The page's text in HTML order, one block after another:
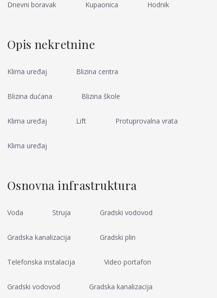
Dnevni boravak Kupaonica Hodnik
Opis nekretnine
Klima uređaj Blizina centra
Blizina dućana Blizina škole
Klima uređaj Lift Protuprovalna vrata
Klima uređaj
Osnovna infrastruktura
Voda Struja Gradski vodovod
Gradska kanalizacija Gradski plin
Telefonska instalacija Video portafon
Gradski vodovod Gradska kanalizacija